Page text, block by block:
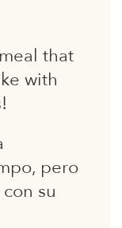
that
with
pero
su